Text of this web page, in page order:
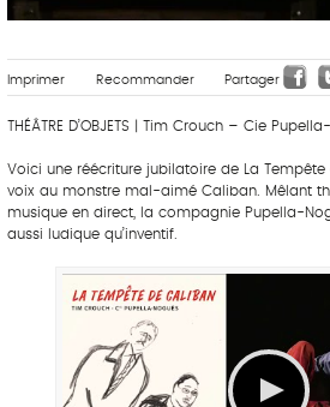
Imprimer Recommander Partager
THÉÂTRE D’OBJETS | Tim Crouch – Cie
Voici une réécriture jubilatoire de La
voix au monstre mal-aimé Caliban. Mêlant
musique en direct, la compagnie Pupella-
aussi ludique qu’inventif.